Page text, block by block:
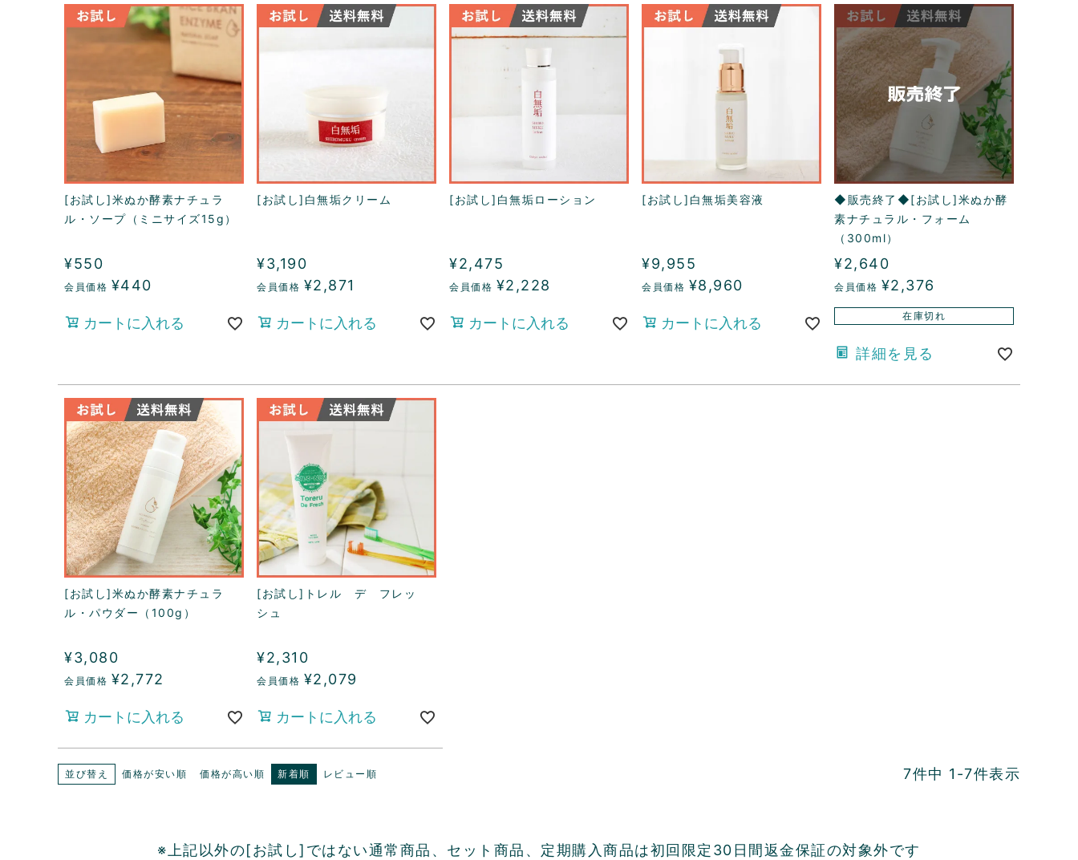
[お試し]米ぬか酵素ナチュラ
ル・ソープ（ミニサイズ15g）
¥550
¥440
カートに入れる
[お試し]白無垢クリーム
¥3,190
¥2,871
カートに入れる
[お試し]白無垢ローション
¥2,475
¥2,228
カートに入れる
[お試し]白無垢美容液
¥9,955
¥8,960
カートに入れる
◆販売終了◆[お試し]米ぬか酵
素ナチュラル・フォーム
（300ml）
¥2,640
¥2,376
在庫切れ
詳細を見る
[お試し]米ぬか酵素ナチュラ
ル・パウダー（100g）
¥3,080
¥2,772
カートに入れる
[お試し]トレル デ フレッ
シュ
¥2,310
¥2,079
カートに入れる
並び替え 価格が安い順 価格が高い順 新着順 レビュー順 7件中 1 -7件表示
※上記以外の[お試し]ではない通常商品、セット商品、定期購入商品は初回限定30日間返金保証の対象外です